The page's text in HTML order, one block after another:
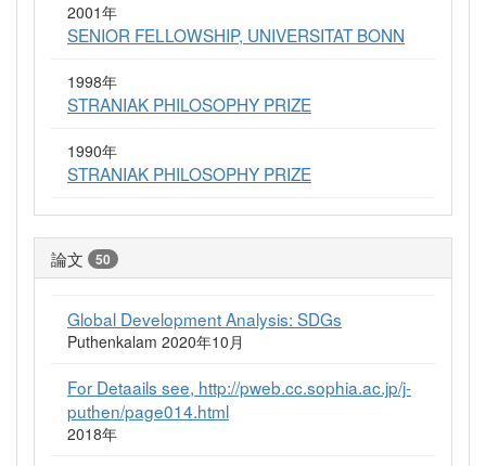
2001年
SENIOR FELLOWSHIP, UNIVERSITAT BONN
1998年
STRANIAK PHILOSOPHY PRIZE
1990年
STRANIAK PHILOSOPHY PRIZE
論文 50
Global Development Analysis: SDGs
Puthenkalam 2020年10月
For Detaails see, http://pweb.cc.sophia.ac.jp/j-
puthen/page014.html
2018年